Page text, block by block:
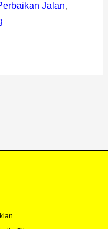
Jalan,